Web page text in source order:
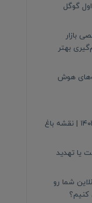
گوگل
بازار
بهتر
هوش
باغ گیاه شناسی تهران | قیمت بلیط ۱۴۰۴ | نقشه باغ
یا تهدید
شما رو